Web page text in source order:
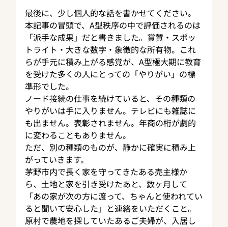
最後に、少し個人的な話を書かせてください。
本記事の冒頭で、A型秩序の中で評価されるのは
「派手な成果」だと書きました。賞賛・スポッ
トライト・大きな数字・象徴的な所有物。これ
らが手元に積み上がる感覚が、A型極大期に教育
を受けた多くの人にとっての「やりがい」の標
準形でした。
ノード接続の仕事を続けていると、その種類の
やりがいは手に入りません。テレビにも雑誌に
も出ません。表彰されません。年商の桁が劇的
に変わることもありません。
ただ、別の種類のものが、静かに確実に積み上
がっていきます。
茅野市内で長く家を守ってきたある売主様か
ら、土地と家を引き受けたあと、数ヶ月して
「あの家が次の方に渡って、ちゃんと使われてい
ると聞いて安心した」と連絡をいただくこと。
原村で農地を探していたあるご夫婦が、入居し